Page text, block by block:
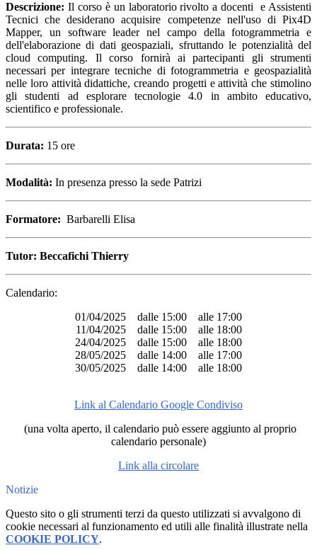
Descrizione: Il corso è un laboratorio rivolto a docenti e Assistenti
Tecnici che desiderano acquisire competenze nell'uso di Pix4D
Mapper, un software leader nel campo della fotogrammetria e
dell'elaborazione di dati geospaziali, sfruttando le potenzialità del
cloud computing. Il corso fornirà ai partecipanti gli strumenti
necessari per integrare tecniche di fotogrammetria e geospazialità
nelle loro attività didattiche, creando progetti e attività che stimolino
gli studenti ad esplorare tecnologie 4.0 in ambito educativo,
scientifico e professionale.
Durata: 15 ore
Modalità: In presenza presso la sede Patrizi
Formatore: Barbarelli Elisa
Tutor: Beccafichi Thierry
Calendario:
01/04/2025 dalle 15:00 alle 17:00
11/04/2025 dalle 15:00 alle 18:00
24/04/2025 dalle 15:00 alle 18:00
28/05/2025 dalle 14:00 alle 17:00
30/05/2025 dalle 14:00 alle 18:00
Link al Calendario Google Condiviso
(una volta aperto, il calendario può essere aggiunto al proprio
calendario personale)
Link alla circolare
Notizie
Questo sito o gli strumenti terzi da questo utilizzati si avvalgono di
cookie necessari al funzionamento ed utili alle finalità illustrate nella
COOKIE POLICY.